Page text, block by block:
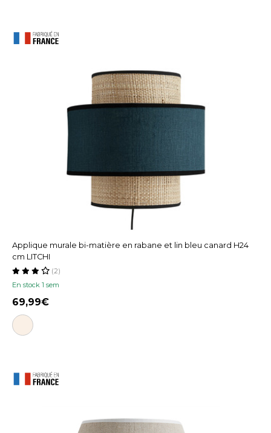
Applique murale bi-matière en rabane et lin bleu canard H24
cm LITCHI
En stock 1 sem
(2)
69,99